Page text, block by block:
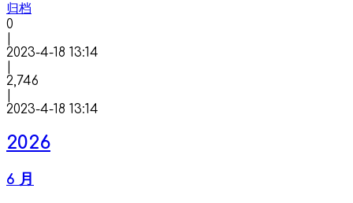
归档
0
2023-4-18 13:14
2,746
2023-4-18 13:14
2026
6 月